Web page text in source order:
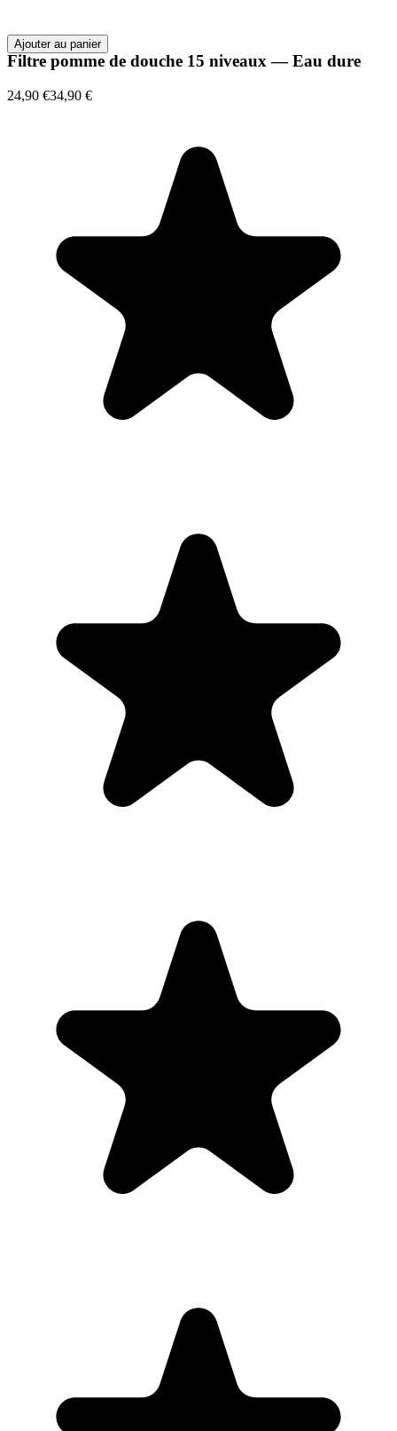
Ajouter au panier
Filtre pomme de douche 15 niveaux — Eau dure
24,90 €34,90 €